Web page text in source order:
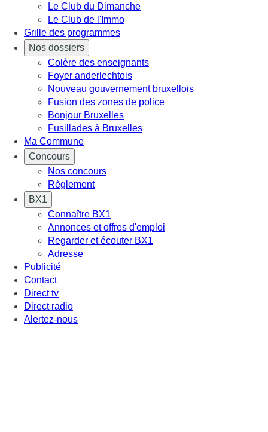
Le Club du Dimanche
Le Club de l'Immo
Grille des programmes
Nos dossiers
Colère des enseignants
Foyer anderlechtois
Nouveau gouvernement bruxellois
Fusion des zones de police
Bonjour Bruxelles
Fusillades à Bruxelles
Ma Commune
Concours
Nos concours
Règlement
BX1
Connaître BX1
Annonces et offres d'emploi
Regarder et écouter BX1
Adresse
Publicité
Contact
Direct tv
Direct radio
Alertez-nous